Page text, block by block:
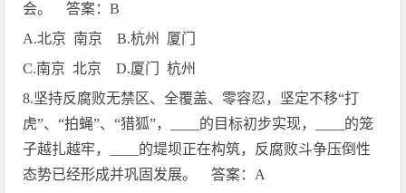
会。 答案：B
A.北京 南京 B.杭州
厦门
C.南京 北京 D.厦门
杭州
8.坚持反腐败无禁区、全覆盖、零容忍，坚定不移“打
虎”、“拍蝇”、“猎狐”，
的目标初步实现，
的笼
子越扎越牢，
的堤坝正在构筑，反腐败斗争压倒性
态势已经形成并巩固发展。 答案： A